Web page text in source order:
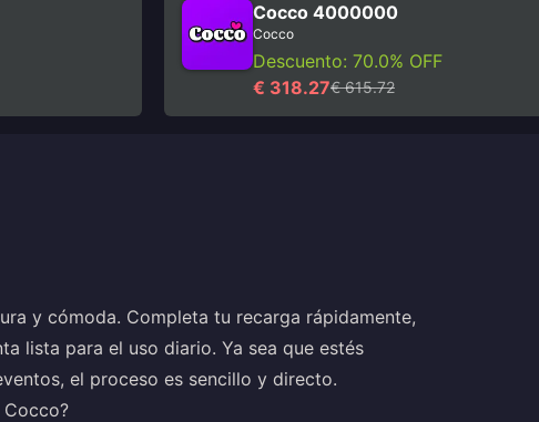
Cocco 4000000
Cocco
Descuento: 70.0% OFF
€ 318.27€ 615.72
y cómoda. Completa tu recarga rápidamente,
lista para el uso diario. Ya sea que estés
el proceso es sencillo y directo.